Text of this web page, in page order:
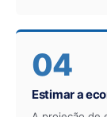
04
Estimar a